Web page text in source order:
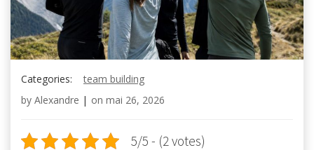
Categories:
team building
by Alexandre | on mai 26, 2026
5/5 - (2 votes)